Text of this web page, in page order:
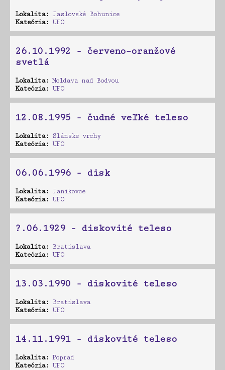
Lokalita: Jaslovské Bohunice
Kateória: UFO
26.10.1992 - červeno–oranžové
svetlá
Lokalita: Moldava nad Bodvou
Kateória: UFO
12.08.1995 - čudné veľké teleso
Lokalita:
Slánske vrchy
Kateória: UFO
06.06.1996 - disk
Lokalita: Janikovce
Kateória: UFO
?.06.1929 - diskovité teleso
Lokalita: Bratislava
Kateória: UFO
13.03.1990 - diskovité teleso
Lokalita: Bratislava
Kateória: UFO
14.11.1991 - diskovité teleso
Lokalita: Poprad
Kateória: UFO